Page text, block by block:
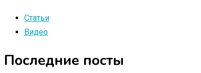
Статьи
Видео
Последние посты